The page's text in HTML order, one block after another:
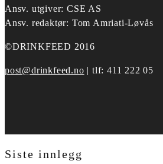
Ansv. utgiver: CSE AS
Ansv. redaktør: Tom Amriati-Løvås
©DRINKFEED 2016
post@drinkfeed.no | tlf: 411 222 05
Siste innlegg